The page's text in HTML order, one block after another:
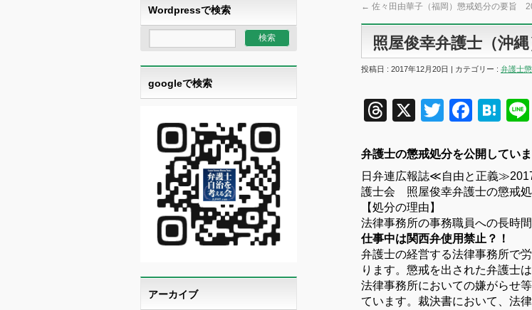
← 佐々田由華子（福岡）懲戒処分の要旨
照屋俊幸弁護士（沖
投稿日 : 2017年12月20日 | カテゴリー : 弁護士
Threads
X Twitter
弁護士の懲戒処分を公開してい
日弁連広報誌≪自由と正義
護士会 照屋俊幸弁護士の懲戒処
【処分の理由】
法律事務所の事務職員への長時
仕事中は関西弁使用禁止？！
弁護士の経営する法律事務所で
ります。懲戒を出された弁護士
法律事務所においての嫌がらせ
ています。裁決書において、法
Wordpressで検索
googleで検索
アーカイブ